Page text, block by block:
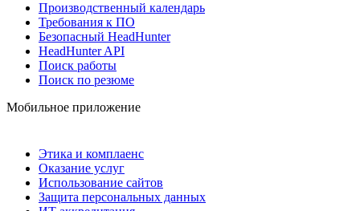
Производственный календарь
Требования к ПО
Безопасный HeadHunter
HeadHunter API
Поиск работы
Поиск по резюме
Мобильное приложение
Этика и комплаенс
Оказание услуг
Использование сайтов
Защита персональных данных